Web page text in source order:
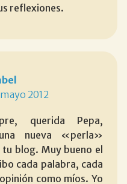
reflexiones.
2012
querida Pepa,
nueva «perla»
blog. Muy bueno el
cada palabra, cada
como míos. Yo